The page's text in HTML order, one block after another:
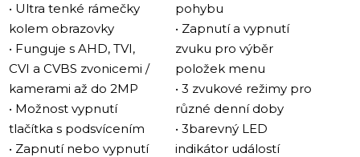
Maximální univerzálnost
Sonik 10 pracuje s video standardy AHD-H, TVI, CVI a
CVBS. Umožňuje také připojení videokamer s
proprietárními protokoly od jiných výrobců. Díky tomu
je Sonik 10 kompatibilní s téměř všemi analogovými
kamerami a venkovními panely. Kromě toho Sonik 10
podporuje až 3 monitory s interkomem.
• Ultra tenké rámečky
kolem obrazovky
• Funguje s AHD, TVI,
CVI a CVBS zvonicemi /
kamerami až do 2MP
• Možnost vypnutí
tlačítka s podsvícením
• Zapnutí nebo vypnutí
pohybu
• Zapnutí a vypnutí
zvuku pro výběr
položek menu
• 3 zvukové režimy pro
různé denní doby
• 3barevný LED
indikátor událostí